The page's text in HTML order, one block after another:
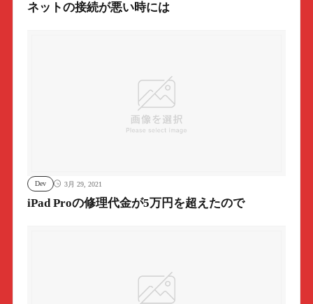
ネットの接続が悪い時には
Dev 3月 29, 2021
iPad Proの修理代金が5万円を超えたので